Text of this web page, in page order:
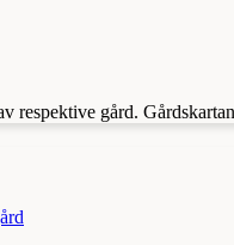
respektive gård.